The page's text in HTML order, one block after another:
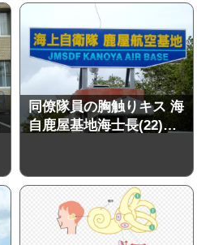
同僚隊員の胸触りキス 海
自鹿屋基地海士長(22)…